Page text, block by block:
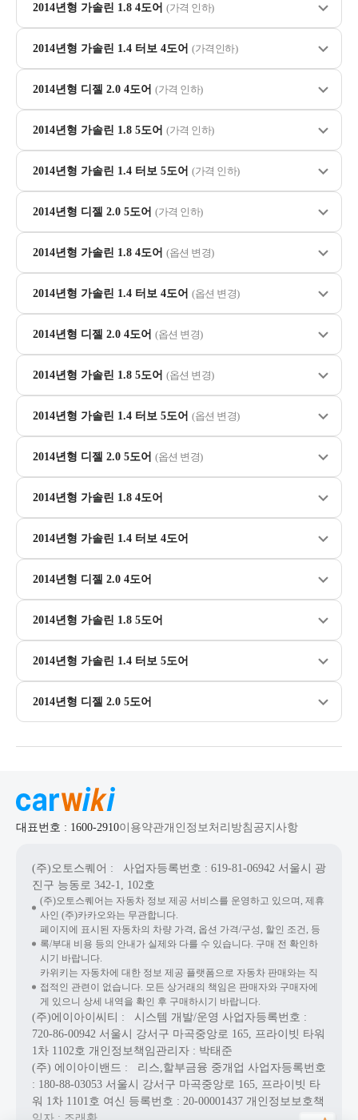
2014년형 가솔린 1.8 4도어 (가격 인하)
2014년형 가솔린 1.4 터보 4도어 (가격인하)
2014년형 디젤 2.0 4도어 (가격 인하)
2014년형 가솔린 1.8 5도어 (가격 인하)
2014년형 가솔린 1.4 터보 5도어 (가격 인하)
2014년형 디젤 2.0 5도어 (가격 인하)
2014년형 가솔린 1.8 4도어 (옵션 변경)
2014년형 가솔린 1.4 터보 4도어 (옵션 변경)
2014년형 디젤 2.0 4도어 (옵션 변경)
2014년형 가솔린 1.8 5도어 (옵션 변경)
2014년형 가솔린 1.4 터보 5도어 (옵션 변경)
2014년형 디젤 2.0 5도어 (옵션 변경)
2014년형 가솔린 1.8 4도어
2014년형 가솔린 1.4 터보 4도어
2014년형 디젤 2.0 4도어
2014년형 가솔린 1.8 5도어
2014년형 가솔린 1.4 터보 5도어
2014년형 디젤 2.0 5도어
대표번호 : 1600-2910이용약관개인정보처리방침 공지사항
(주)오토스퀘어 : 사업자등록번호 : 619-81-06942 서울시 광
진구 능동로 342-1, 102호
(주)오토스퀘어는 자동차 정보 제공 서비스를 운영하고 있으며, 제휴
사인 (주)카카오와는 무관합니다.
페이지에 표시된 자동차의 차량 가격, 옵션 가격/구성, 할인 조건, 등
록/부대 비용 등의 안내가 실제와 다를 수 있습니다. 구매 전 확인하
시기 바랍니다.
카위키는 자동차에 대한 정보 제공 플랫폼으로 자동차 판매와는 직
접적인 관련이 없습니다. 모든 상거래의 책임은 판매자와 구매자에
게 있으니 상세 내역을 확인 후 구매하시기 바랍니다.
(주)에이아이씨티 : 시스템 개발/운영 사업자등록번호 :
720-86-00942 서울시 강서구 마곡중앙로 165, 프라이빗 타워
1차 1102호 개인정보책임관리자 : 박태준
(주) 에이아이밴드 : 리스,할부금융 중개업 사업자등록번호
: 180-88-03053 서울시 강서구 마곡중앙로 165, 프라이빗 타
워 1차 1101호 여신 등록번호 : 20-00001437 개인정보보호책